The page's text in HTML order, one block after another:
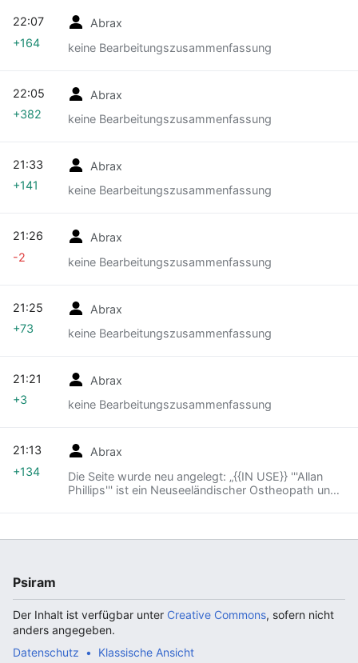
Abrax
keine Bearbeitungszusammenfassung
22:07
+164
Abrax
keine Bearbeitungszusammenfassung
22:05
+382
Abrax
keine Bearbeitungszusammenfassung
21:33
+141
Abrax
keine Bearbeitungszusammenfassung
21:26
-2
Abrax
keine Bearbeitungszusammenfassung
21:25
+73
Abrax
keine Bearbeitungszusammenfassung
21:21
+3
Abrax
Die Seite wurde neu angelegt: „{{IN USE}} '''Allan
Phillips''' ist ein Neuseeländischer Ostheopath und
21:13
+134
Psiram
Der Inhalt ist verfügbar unter Creative Commons, sofern nicht
anders angegeben.
Datenschutz
Klassische Ansicht